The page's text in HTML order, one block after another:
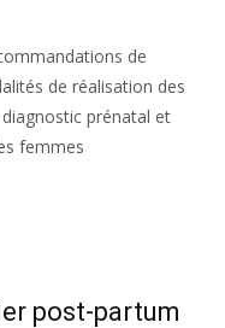
de
de réalisation des
prénatal et
femmes
post-partum